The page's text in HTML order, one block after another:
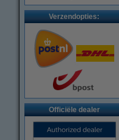
Verzendopties:
Officiële dealer